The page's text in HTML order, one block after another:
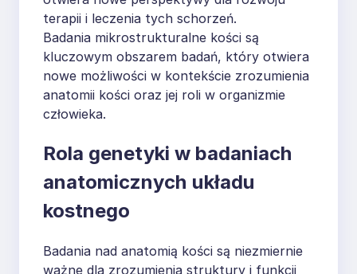
terapii i leczenia tych schorzeń.
Badania mikrostrukturalne kości są
kluczowym obszarem badań, który otwiera
nowe możliwości w kontekście zrozumienia
anatomii kości oraz jej roli w organizmie
człowieka.
Rola genetyki w badaniach
anatomicznych układu
kostnego
Badania nad anatomią kości są niezmiernie
ważne dla zrozumienia struktury i funkcji